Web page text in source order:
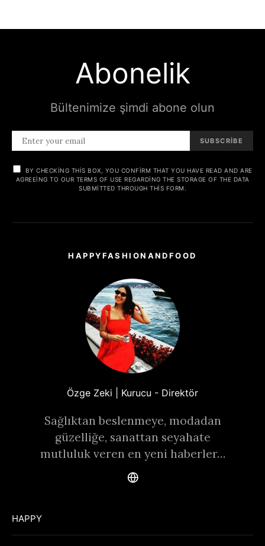
Abonelik
Bültenimize şimdi abone olun
SUBSCRIBE
BY CHECKING THIS BOX, YOU CONFIRM THAT YOU HAVE READ AND ARE
AGREEING TO OUR TERMS OF USE REGARDING THE STORAGE OF THE DATA
SUBMITTED THROUGH THIS FORM.
HAPPYFASHIONANDFOOD
Özge Zeki | Kurucu - Direktör
Sağlıktan beslenmeye, modadan
güzelliğe, sanattan seyahate
mutluluk veren en yeni haberler…
HAPPY